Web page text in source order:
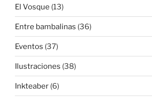
El Vosque (13)
Entre bambalinas (36)
Eventos (37)
Ilustraciones (38)
Inkteaber (6)